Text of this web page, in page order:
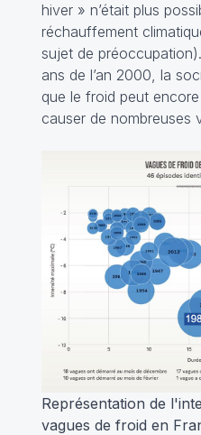
hiver » n’était plus
réchauffement
sujet de
ans de l’an 2000, la
que le froid peut
causer de nombreuses
Représentation de
vagues de froid en